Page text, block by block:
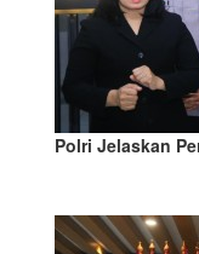
Polri Jelaskan